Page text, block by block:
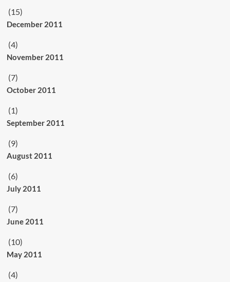
(15)
December 2011
(4)
November 2011
(7)
October 2011
(1)
September 2011
(9)
August 2011
(6)
July 2011
(7)
June 2011
(10)
May 2011
(4)